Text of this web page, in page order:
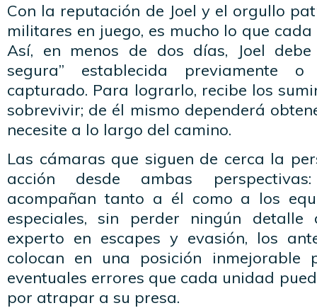
Con la reputación de Joel y el orgullo
militares en juego, es mucho lo que
Así, en menos de dos días, Joel
segura” establecida previamente
capturado. Para lograrlo, recibe los
sobrevivir; de él mismo dependerá
necesite a lo largo del camino.
Las cámaras que siguen de cerca la
acción desde ambas
acompañan tanto a él como a los
especiales, sin perder ningún detalle
experto en escapes y evasión, los
colocan en una posición inmejorable
eventuales errores que cada unidad
por atrapar a su presa.